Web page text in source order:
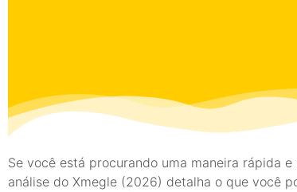
Se você está procurando uma maneira rápida
análise do Xmegle (2026) detalha o que você